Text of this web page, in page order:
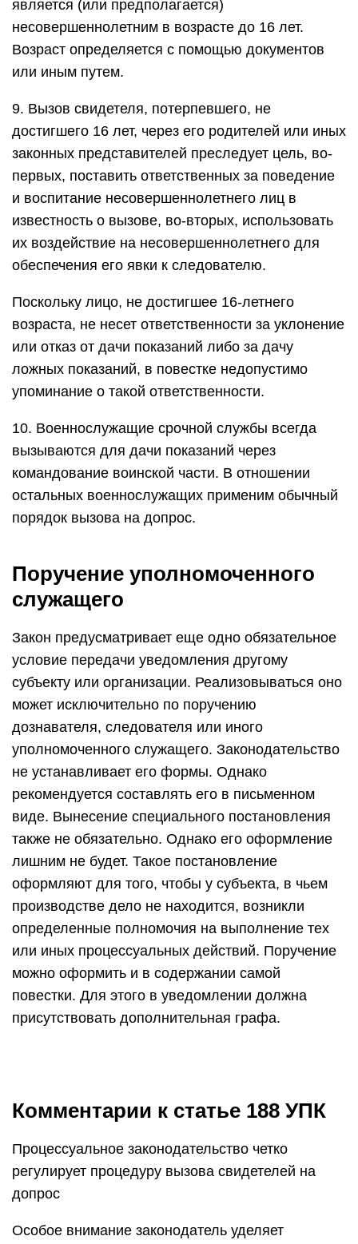
является (или предполагается)
несовершеннолетним в возрасте до 16 лет.
Возраст определяется с помощью документов
или иным путем.
9. Вызов свидетеля, потерпевшего, не
достигшего 16 лет, через его родителей или иных
законных представителей преследует цель, во-
первых, поставить ответственных за поведение
и воспитание несовершеннолетнего лиц в
известность о вызове, во-вторых, использовать
их воздействие на несовершеннолетнего для
обеспечения его явки к следователю.
Поскольку лицо, не достигшее 16-летнего
возраста, не несет ответственности за уклонение
или отказ от дачи показаний либо за дачу
ложных показаний, в повестке недопустимо
упоминание о такой ответственности.
10. Военнослужащие срочной службы всегда
вызываются для дачи показаний через
командование воинской части. В отношении
остальных военнослужащих применим обычный
порядок вызова на допрос.
Поручение уполномоченного
служащего
Закон предусматривает еще одно обязательное
условие передачи уведомления другому
субъекту или организации. Реализовываться оно
может исключительно по поручению
дознавателя, следователя или иного
уполномоченного служащего. Законодательство
не устанавливает его формы. Однако
рекомендуется составлять его в письменном
виде. Вынесение специального постановления
также не обязательно. Однако его оформление
лишним не будет. Такое постановление
оформляют для того, чтобы у субъекта, в чьем
производстве дело не находится, возникли
определенные полномочия на выполнение тех
или иных процессуальных действий. Поручение
можно оформить и в содержании самой
повестки. Для этого в уведомлении должна
присутствовать дополнительная графа.
Комментарии к статье 188 УПК
Процессуальное законодательство четко
регулирует процедуру вызова свидетелей на
допрос
Особое внимание законодатель уделяет